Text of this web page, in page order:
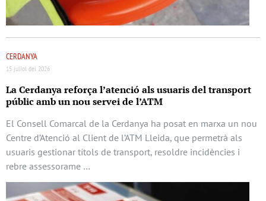
CERDANYA
15 juliol del 2026
La Cerdanya reforça l’atenció als usuaris del transport
públic amb un nou servei de l’ATM
El Consell Comarcal de la Cerdanya ha posat en marxa un nou
Centre d’Atenció al Client de l’ATM Lleida, que permetrà als
usuaris gestionar títols de transport, resoldre incidències i
rebre assessorame …